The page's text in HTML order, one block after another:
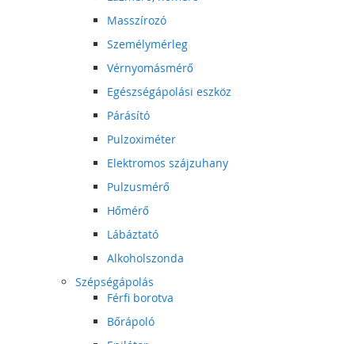
Masszírozó
Személymérleg
Vérnyomásmérő
Egészségápolási eszköz
Párásító
Pulzoximéter
Elektromos szájzuhany
Pulzusmérő
Hőmérő
Lábáztató
Alkoholszonda
Szépségápolás
Férfi borotva
Bőrápoló